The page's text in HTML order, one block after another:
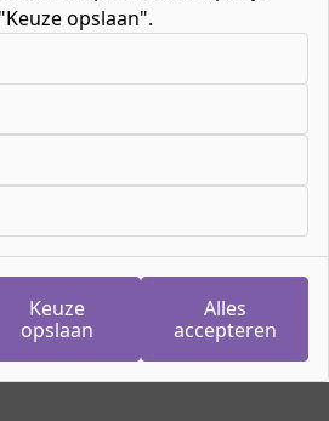
en de testuitslag op
helpen. Jouw uitslag is
de voorlichters van Het
opslaan".
Keuze
opslaan
Alles
accepteren